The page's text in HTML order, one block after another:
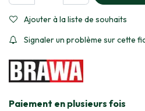
Ajouter à la liste de souhaits
Signaler un problème sur cette
​Paiement en plusieurs fois